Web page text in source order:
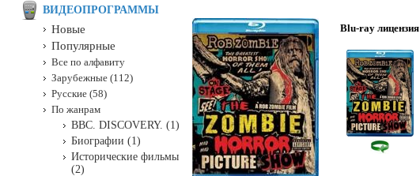
Blu-ray лицензия
ВИДЕОПРОГРАММЫ
Новые
Популярные
Все по алфавиту
Зарубежные (112)
Русские (58)
По жанрам
BBC. DISCOVERY. (1)
Биографии (1)
Исторические фильмы
(2)